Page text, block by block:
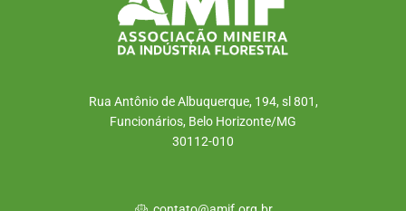
Rua Antônio de Albuquerque, 194, sl 801,
Funcionários, Belo Horizonte/MG
30112-010